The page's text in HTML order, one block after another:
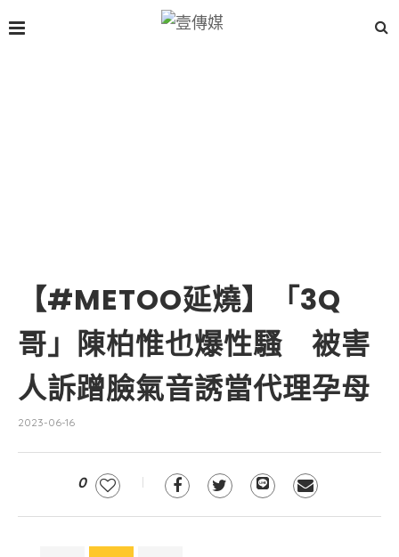
【#METOO延燒】「3Q
哥」陳柏惟也爆性騷 被害
人訴蹭臉氣音誘當代理孕母
2023-06-16
0